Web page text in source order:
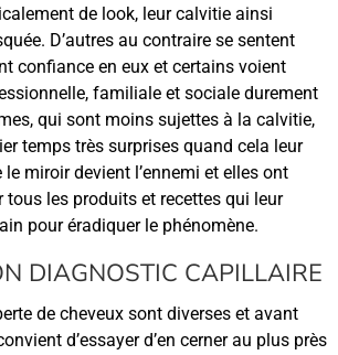
de look, leur calvitie ainsi
D’autres au contraire se sentent
confiance en eux et certains voient
familiale et sociale durement
qui sont moins sujettes à la calvitie,
temps très surprises quand cela leur
miroir devient l’ennemi et elles ont
tous les produits et recettes qui leur
pour éradiquer le phénomène.
DIAGNOSTIC CAPILLAIRE
de cheveux sont diverses et avant
d’essayer d’en cerner au plus près